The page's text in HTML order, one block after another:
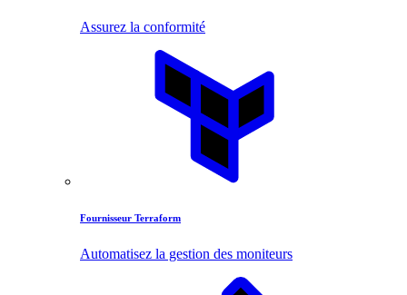
Assurez la conformité
Fournisseur Terraform
Automatisez la gestion des moniteurs